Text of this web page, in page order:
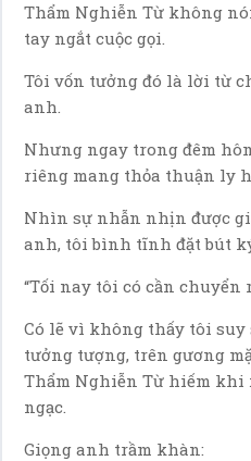
Thẩm Nghiễn Từ không
tay ngắt cuộc gọi.
Tôi vốn tưởng đó là lời từ
anh.
Nhưng ngay trong đêm
riêng mang thỏa thuận ly
Nhìn sự nhẫn nhịn được
anh, tôi bình tĩnh đặt bút
“Tối nay tôi có cần chuyển
Có lẽ vì không thấy tôi
tưởng tượng, trên gương
Thẩm Nghiễn Từ hiếm
ngạc.
Giọng anh trầm khàn: